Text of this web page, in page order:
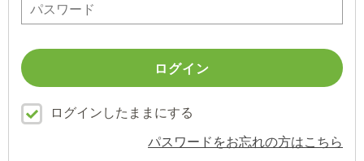
ログインしたままにする
パスワードをお忘れの方はこちら